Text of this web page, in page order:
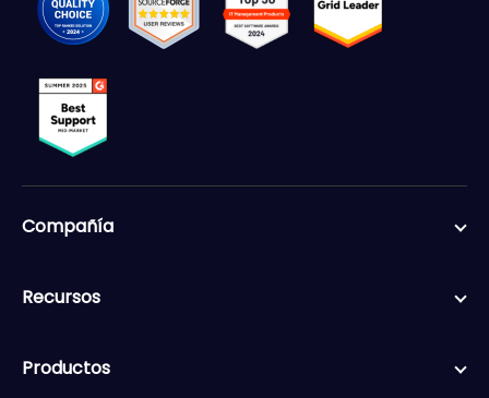
Compañía
Recursos
Productos